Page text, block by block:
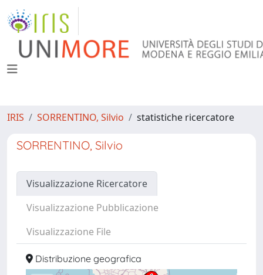
IRIS SORRENTINO, Silvio statistiche ricercatore
SORRENTINO, Silvio
Visualizzazione Ricercatore
Visualizzazione Pubblicazione
Visualizzazione File
Distribuzione geografica